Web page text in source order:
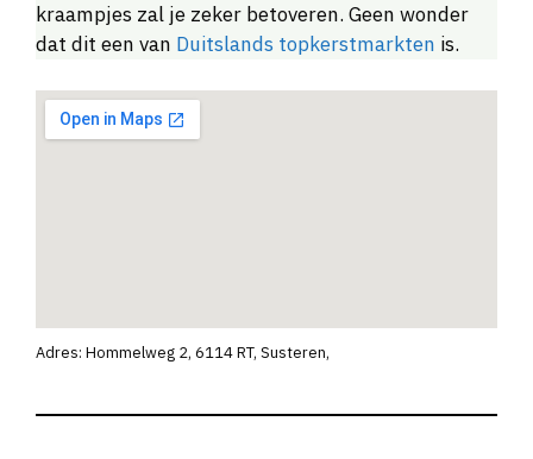
kraampjes zal je zeker betoveren. Geen wonder
dat dit een van Duitslands topkerstmarkten is.
Adres: Hommelweg 2, 6114 RT, Susteren,